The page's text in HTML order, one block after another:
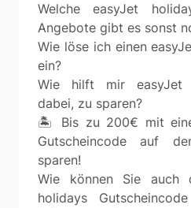
Welche easyJet
Angebote gibt es sonst
Wie löse ich einen
ein?
Wie hilft mir easyJet
dabei, zu sparen?
🏝️ Bis zu 200€ mit
Gutscheincode auf
sparen!
Wie können Sie auch
holidays